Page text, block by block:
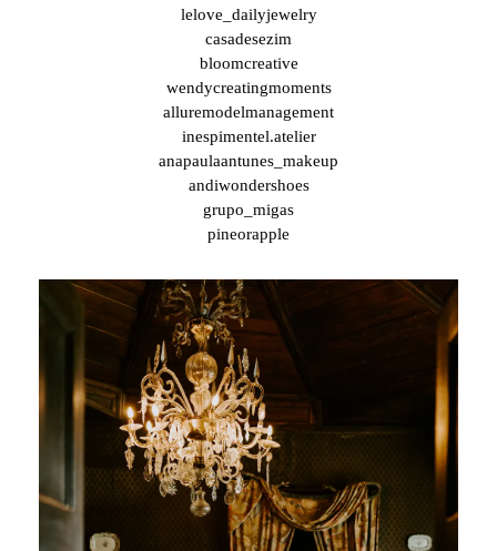
lelove_dailyjewelry
casadesezim
bloomcreative
wendycreatingmoments
alluremodelmanagement
inespimentel.atelier
anapaulaantunes_makeup
andiwondershoes
grupo_migas
pineorapple